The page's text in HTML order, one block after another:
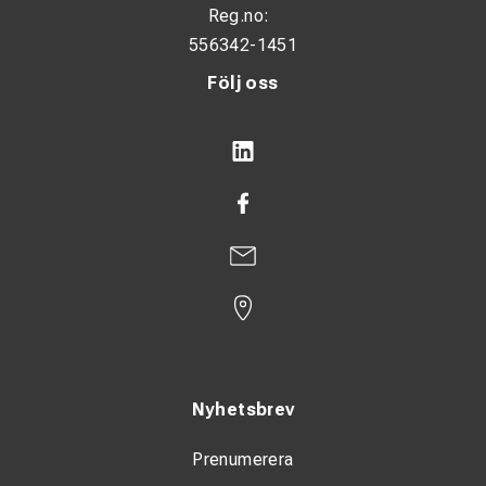
En dubbelverkande hydraulkrets. En elektrisk styrsignal.
Konstant ström + / -. Pedal alt. knapp för styrsignal.
Följ oss
Nyhetsbrev
Prenumerera
Reg.no:
556342-1451